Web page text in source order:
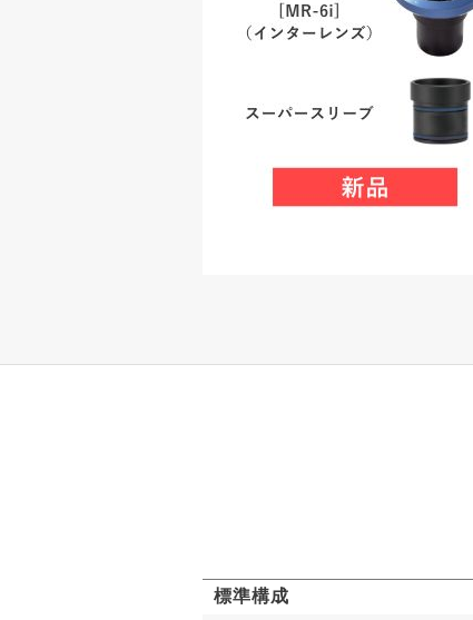
標準構成